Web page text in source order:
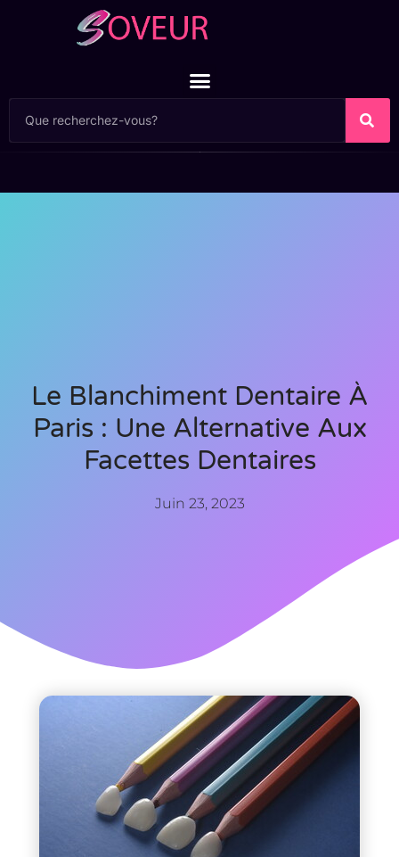
Le Blanchiment Dentaire À
Paris : Une Alternative Aux
Facettes Dentaires
Juin 23, 2023